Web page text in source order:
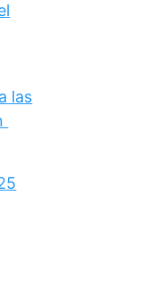
las